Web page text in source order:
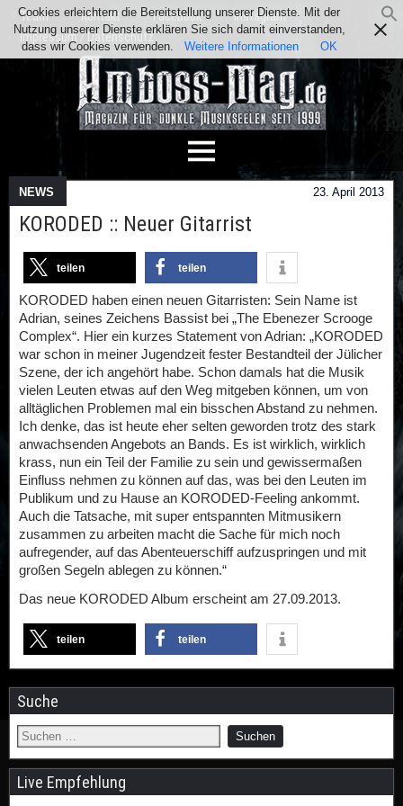
Team Kontakt Facebook
Instagram
Impressum / Datenschutz
NEWS 23. April 2013
KORODED :: Neuer Gitarrist
teilen teilen
KORODED haben einen neuen Gitarristen: Sein Name ist
Adrian, seines Zeichens Bassist bei „The Ebenezer Scrooge
Complex“. Hier ein kurzes Statement von Adrian: „KORODED
war schon in meiner Jugendzeit fester Bestandteil der Jülicher
Szene, der ich angehört habe. Schon damals hat die Musik
vielen Leuten etwas auf den Weg mitgeben können, um von
alltäglichen Problemen mal ein bisschen Abstand zu nehmen.
Ich denke, das ist heute eher selten geworden trotz des stark
anwachsenden Angebots an Bands. Es ist wirklich, wirklich
krass, nun ein Teil der Familie zu sein und gewissermaßen
Einfluss nehmen zu können auf das, was bei den Leuten im
Publikum und zu Hause an KORODED-Feeling ankommt.
Auch die Tatsache, mit super entspannten Mitmusikern
zusammen zu arbeiten macht die Sache für mich noch
aufregender, auf das Abenteuerschiff aufzuspringen und mit
großen Segeln ablegen zu können.“
Das neue KORODED Album erscheint am 27.09.2013.
teilen teilen
Suche
Live Empfehlung
Cookies erleichtern die Bereitstellung unserer Dienste. Mit der
Nutzung unserer Dienste erklären Sie sich damit einverstanden,
dass wir Cookies verwenden.
Weitere Informationen OK